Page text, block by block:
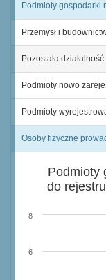
Podmioty gospodarki
Przemysł i
Pozostała działalność
Podmioty nowo
Podmioty
Osoby fizyczne
Podmioty
do
6
8